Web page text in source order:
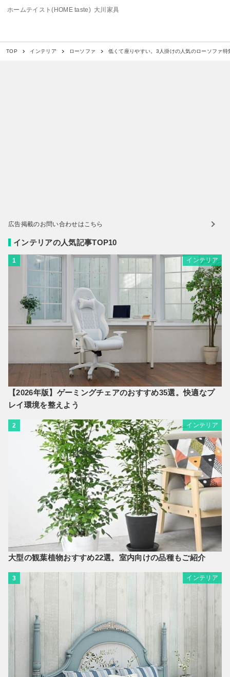
ホームテイスト(HOME taste) 大川家具
TOP インテリア ローソファ 低くて座りやすい。3人掛けの人気のローソファ特
広告掲載のお問い合わせはこちら
インテリアの人気記事TOP10
1 インテリア
【2026年版】ゲーミングチェアのおすすめ35選。快適なプ
レイ環境を整えよう
2 インテリア
大型の観葉植物おすすめ22選。室内向けの品種もご紹介
3 インテリア